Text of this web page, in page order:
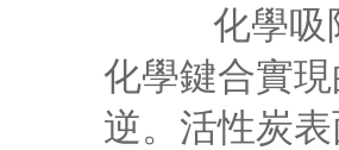
化學吸附
化學鍵合實
逆。活性炭